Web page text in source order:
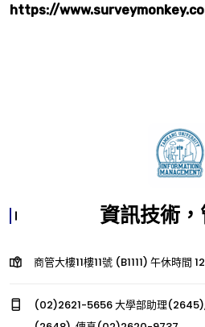
https://
資訊技術
商管大樓11樓11號 (B1111) 午休時間
(02)2621-5656 大學部助理